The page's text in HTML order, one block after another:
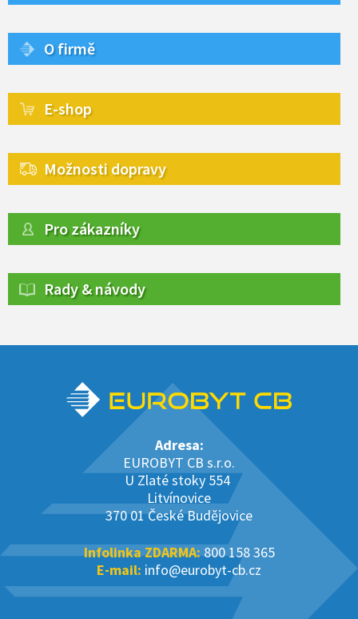
O firmě
E-shop
Možnosti dopravy
Pro zákazníky
Rady & návody
Adresa:
EUROBYT CB s.r.o.
U Zlaté stoky 554
Litvínovice
370 01 České Budějovice
Infolinka ZDARMA:800 158 365
E-mail: info@eurobyt-cb.cz